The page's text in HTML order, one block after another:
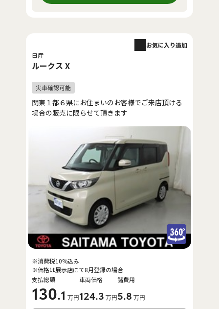
日産
ルークス X
お気に入り追加
関東１都６県にお住まいのお客様でご来店頂ける
場合の販売に限らせて頂きます
支払総額
130.1 万円
車両価格
124.3 万円
諸費用
5.8 万円
※消費税10%込み
※価格は展示店にて8月登録の場合